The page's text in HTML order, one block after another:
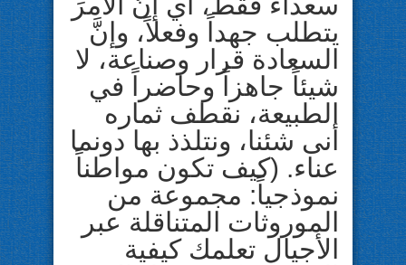
يتطلب جهداً وفعلاً، وإنَّ
السعادة قرار وصناعة، لا
شيئاً جاهزاً وحاضراً في
الطبيعة، نقطف ثماره
أنى شئنا، ونتلذذ بها دونما
عناء. (كيف تكون مواطناً
نموذجياً: مجموعة من
الموروثات المتناقلة عبر
الأجيال تعلمك كيفية